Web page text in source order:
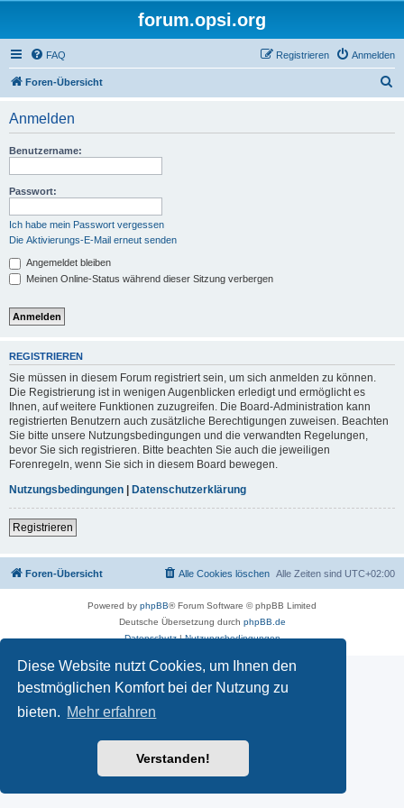
Diese Website nutzt Cookies, um Ihnen den
bestmöglichen Komfort bei der Nutzung zu
bieten. Mehr erfahren
Verstanden!
forum.opsi.org
FAQ Anmelden
Registrieren
Foren-Übersicht
Anmelden
Benutzername:
Passwort:
Ich habe mein Passwort vergessen
Die Aktivierungs-E-Mail erneut senden
Angemeldet bleiben
Meinen Online-Status während dieser Sitzung verbergen
REGISTRIEREN
Sie müssen in diesem Forum registriert sein, um sich anmelden zu können.
Die Registrierung ist in wenigen Augenblicken erledigt und ermöglicht es
Ihnen, auf weitere Funktionen zuzugreifen. Die Board-Administration kann
registrierten Benutzern auch zusätzliche Berechtigungen zuweisen. Beachten
Sie bitte unsere Nutzungsbedingungen und die verwandten Regelungen,
bevor Sie sich registrieren. Bitte beachten Sie auch die jeweiligen
Forenregeln, wenn Sie sich in diesem Board bewegen.
Nutzungsbedingungen | Datenschutzerklärung
Registrieren
Foren-Übersicht Alle Zeiten sind UTC+02:00
Alle Cookies löschen
Powered by phpBB® Forum Software © phpBB Limited
Deutsche Übersetzung durch phpBB.de
Datenschutz|Nutzungsbedingungen